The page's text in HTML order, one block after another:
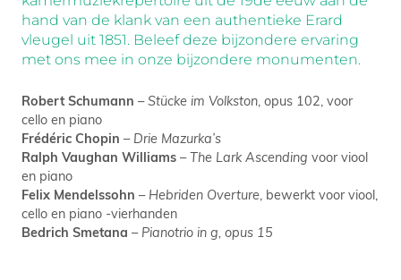
hand van de klank van een authentieke Erard
vleugel uit 1851. Beleef deze bijzondere ervaring
met ons mee in onze bijzondere monumenten.
Robert Schumann –Stücke im Volkston , opus 102, voor
cello en piano
Frédéric Chopin – Drie Mazurka’s
Ralph Vaughan Williams –The Lark Ascending voor viool
en piano
Felix Mendelssohn – Hebriden Overture , bewerkt voor viool,
cello en piano -vierhanden
Bedrich Smetana – Pianotrio in g, opus 15